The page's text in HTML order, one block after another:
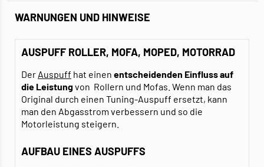
WARNUNGEN UND HINWEISE
AUSPUFF ROLLER, MOFA, MOPED, MOTORRAD
Der Auspuff hat einen entscheidenden Einfluss auf
die Leistungvon Rollern und Mofas. Wenn man das
Original durch einen Tuning-Auspuff ersetzt, kann
man den Abgasstrom verbessern und so die
Motorleistung steigern.
AUFBAU EINES AUSPUFFS